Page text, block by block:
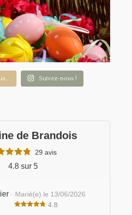
Suivez-nous !
de Brandois
29 avis
4.8 sur 5
· Marié(e) le 13/06/2026
4.8